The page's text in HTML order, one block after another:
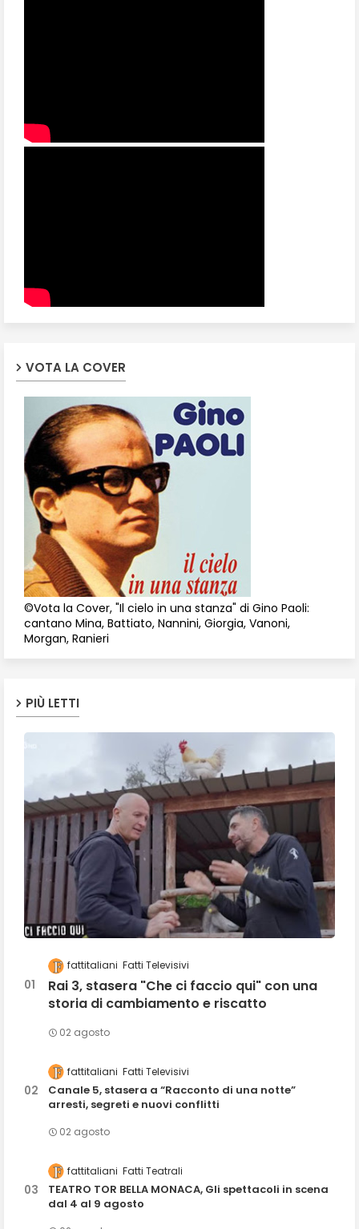
VOTA LA COVER
©Vota la Cover, "Il cielo in una stanza" di Gino Paoli:
cantano Mina, Battiato, Nannini, Giorgia, Vanoni,
Morgan, Ranieri
PIÙ LETTI
fattitaliani Fatti Televisivi
Rai 3, stasera "Che ci faccio qui" con una
storia di cambiamento e riscatto
02 agosto
fattitaliani Fatti Televisivi
Canale 5, stasera a “Racconto di una notte”
arresti, segreti e nuovi conflitti
02 agosto
fattitaliani Fatti Teatrali
TEATRO TOR BELLA MONACA, Gli spettacoli in scena
dal 4 al 9 agosto